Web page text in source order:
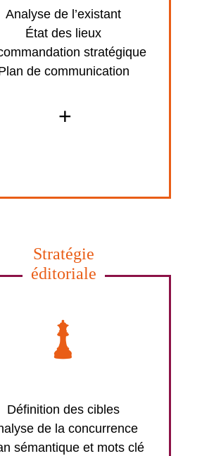
Analyse de l’existant
État des lieux
stratégique
de communication
+
Stratégie
éditoriale
Définition des cibles
de la concurrence
sémantique et mots clé